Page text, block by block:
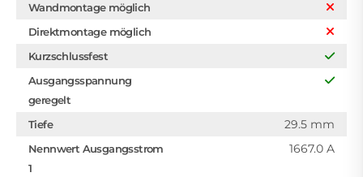
Wandmontage möglich
Direktmontage möglich
Kurzschlussfest
Ausgangsspannung
geregelt
Tiefe
29.5 mm
Nennwert Ausgangsstrom
1
1667.0 A